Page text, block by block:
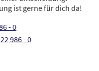
ist gerne für dich da!
- 0
986 - 0